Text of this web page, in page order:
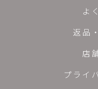
よ
返品
店
プライ